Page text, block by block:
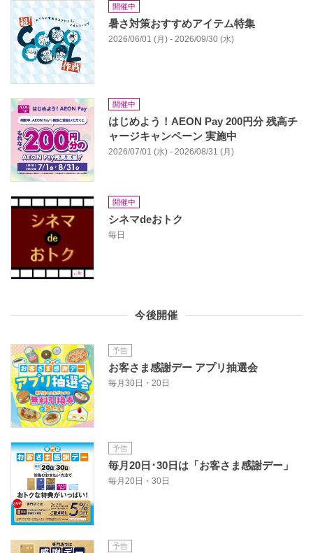
開催中
暑さ対策おすすめアイテム特集
2026/06/01 (月) - 2026/09/30 (水)
開催中
はじめよう！AEON Pay 200円分 残高チ
ャージキャンペーン 実施中
2026/07/01 (水) - 2026/08/31 (月)
開催中
シネマdeおトク
毎日
今後開催
予告
お客さま感謝デー アプリ抽選会
毎月30日・20日
予告
毎月20日･30日は「お客さま感謝デー」
毎月20日・30日
予告